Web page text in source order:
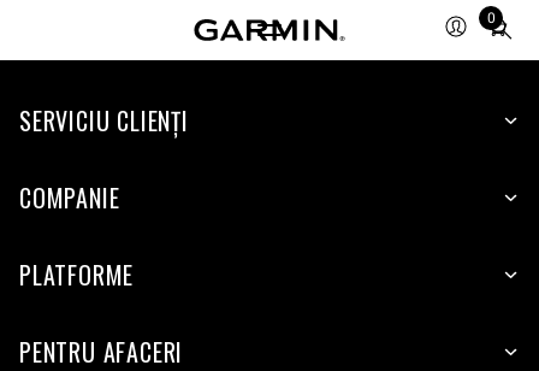
0
Total
items
cart:
SERVICIU CLIENŢI
COMPANIE
PLATFORME
PENTRU AFACERI